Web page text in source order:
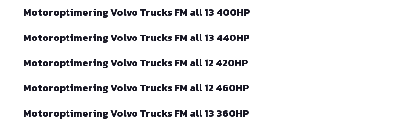
Motoroptimering Volvo Trucks FM all 13 400HP
Motoroptimering Volvo Trucks FM all 13 440HP
Motoroptimering Volvo Trucks FM all 12 420HP
Motoroptimering Volvo Trucks FM all 12 460HP
Motoroptimering Volvo Trucks FM all 13 360HP